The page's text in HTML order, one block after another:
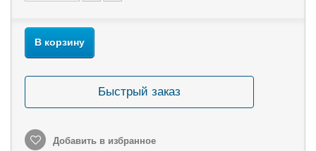
В корзину
Быстрый заказ
Добавить в избранное